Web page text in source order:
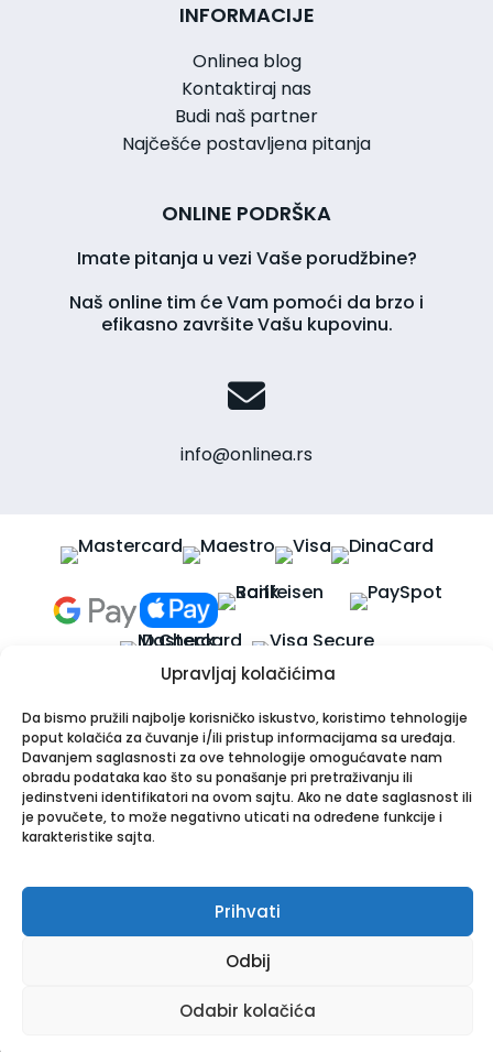
Upravljaj kolačićima
Da bismo pružili najbolje korisničko iskustvo, koristimo tehnologije
poput kolačića za čuvanje i/ili pristup informacijama sa uređaja.
Davanjem saglasnosti za ove tehnologije omogućavate nam
obradu podataka kao što su ponašanje pri pretraživanju ili
jedinstveni identifikatori na ovom sajtu. Ako ne date saglasnost ili
je povučete, to može negativno uticati na određene funkcije i
karakteristike sajta.
Prihvati
Odbij
Odabir kolačića
INFORMACIJE
Onlinea blog
Kontaktiraj nas
Budi naš partner
Najčešće postavljena pitanja
ONLINE PODRŠKA
Imate pitanja u vezi Vaše porudžbine?
Naš online tim će Vam pomoći da brzo i
efikasno završite Vašu kupovinu.
info@onlinea.rs
Apotekarska ustanova Onlinea
Bulevar Patrijarha Pavla 8A, 21000 Novi Sad
PIB: 114024247 | Matični broj: 26001250
Tel:021/30-44-800
Copyright © Onlinea. Sva prava zadržana